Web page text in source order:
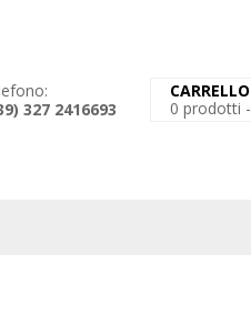
327 2416693
CARRELLO
0 prodotti -